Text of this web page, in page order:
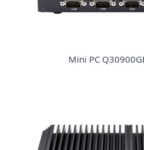
Mini PC